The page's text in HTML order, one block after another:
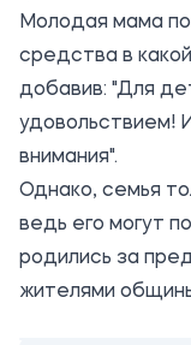
Молодая мама
средства в
добавив: "Для
удовольствием!
внимания".
Однако, семья
ведь его могут
родились за
жителями